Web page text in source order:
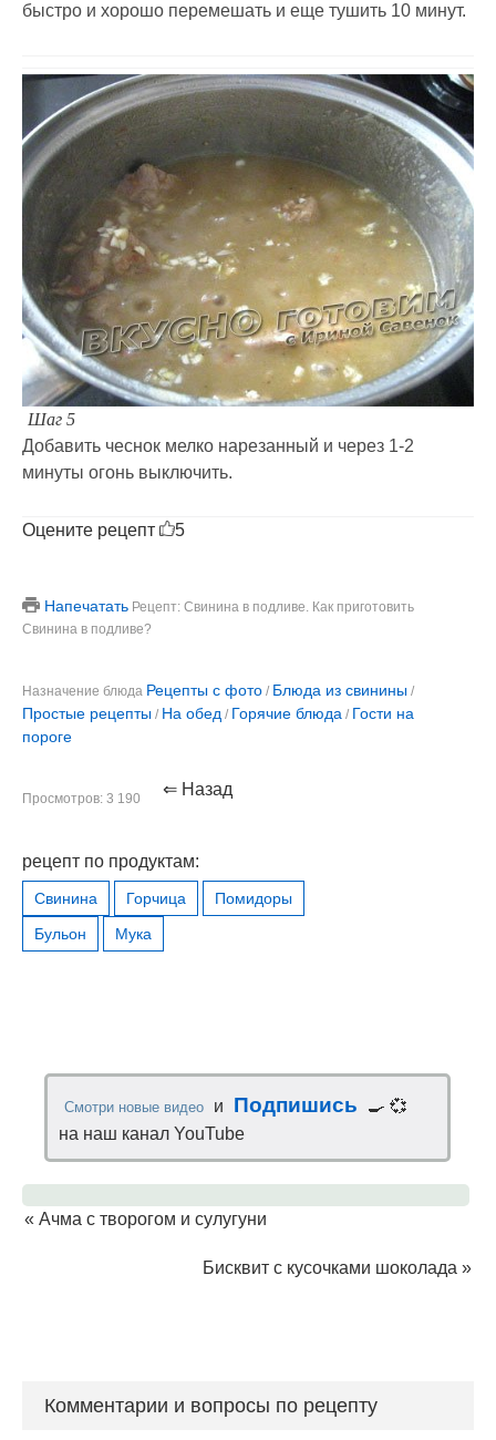
быстро и хорошо перемешать и еще тушить 10 минут.
Шаг 5
Добавить чеснок мелко нарезанный и через 1-2
минуты огонь выключить.
Оцените рецепт 5
Напечатать Рецепт: Свинина в подливе. Как приготовить
Свинина в подливе?
Назначение блюда Рецепты с фото / Блюда из свинины /
Простые рецепты / На обед / Горячие блюда / Гости на
пороге
Просмотров: 3 190 ⇐ Назад
рецепт по продуктам:
Свинина Горчица
Помидоры
Бульон
Мука
Смотри новые видео и Подпишись
🍳 💞
на наш канал YouTube
« Ачма с творогом и сулугуни
Бисквит с кусочками шоколада »
Комментарии и вопросы по рецепту